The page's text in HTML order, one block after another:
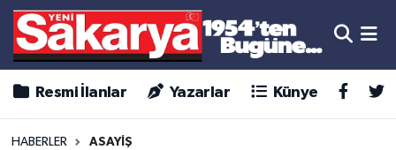
Resmi İlanlar Yazarlar Künye
HABERLER ASAYİŞ